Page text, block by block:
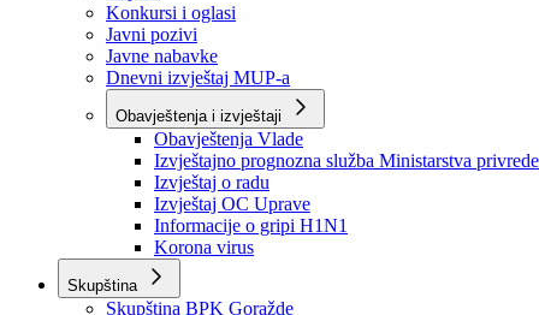
Sve vijesti
Izdvojeno
Najave
Konkursi i oglasi
Javni pozivi
Javne nabavke
Dnevni izvještaj MUP-a
Obavještenja i izvještaji
Obavještenja Vlade
Izvještajno prognozna služba Ministarstva privrede
Izvještaj o radu
Izvještaj OC Uprave
Informacije o gripi H1N1